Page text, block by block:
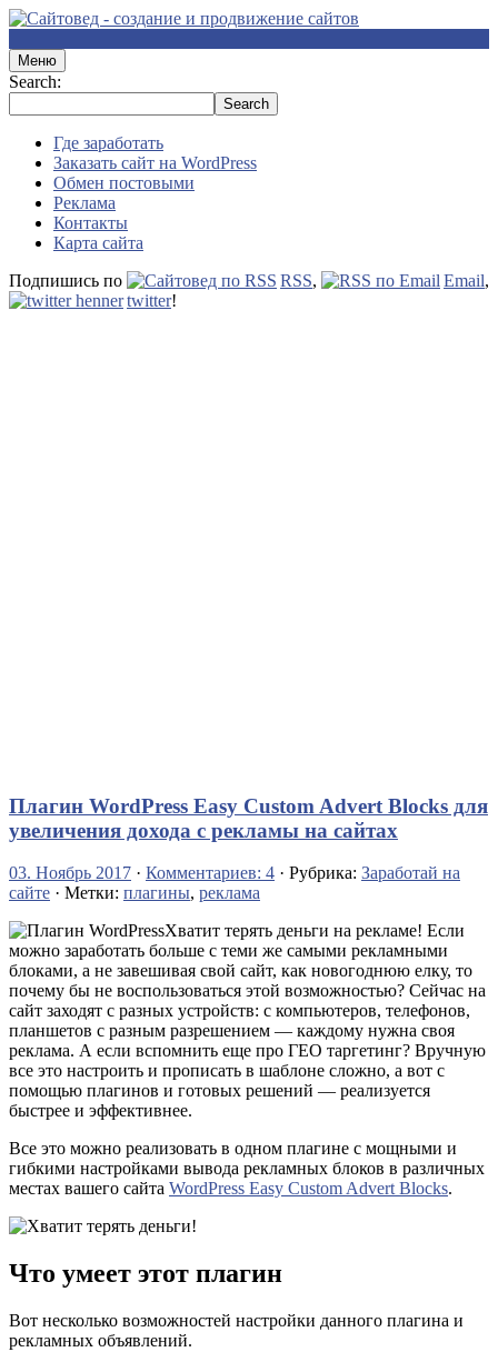
Меню
Search:
Где заработать
Заказать сайт на WordPress
Обмен постовыми
Реклама
Контакты
Карта сайта
Подпишись по
RSS, Email,
twitter!
Плагин WordPress Easy Custom Advert Blocks для
увеличения дохода с рекламы на сайтах
03. Ноябрь 2017 · Комментариев: 4 · Рубрика: Заработай на
сайте · Метки: плагины, реклама
Хватит терять деньги на рекламе! Если
можно заработать больше с теми же самыми рекламными
блоками, а не завешивая свой сайт, как новогоднюю елку, то
почему бы не воспользоваться этой возможностью? Сейчас на
сайт заходят с разных устройств: с компьютеров, телефонов,
планшетов с разным разрешением — каждому нужна своя
реклама. А если вспомнить еще про ГЕО таргетинг? Вручную
все это настроить и прописать в шаблоне сложно, а вот с
помощью плагинов и готовых решений — реализуется
быстрее и эффективнее.
Все это можно реализовать в одном плагине с мощными и
гибкими настройками вывода рекламных блоков в различных
местах вашего сайта WordPress Easy Custom Advert Blocks.
Что умеет этот плагин
Вот несколько возможностей настройки данного плагина и
рекламных объявлений.